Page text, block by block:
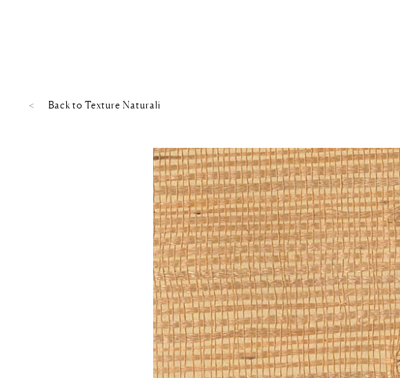
Back to Texture Naturali